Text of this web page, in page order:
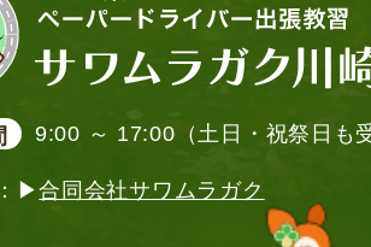
9:00 ～ 17:00（土日・祝祭日も
▶合同会社サワムラガク